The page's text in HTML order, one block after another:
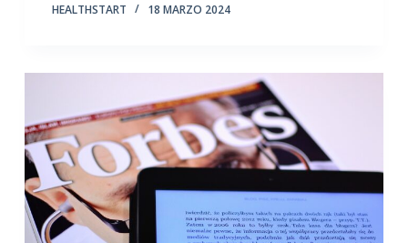
HEALTHSTART 18 MARZO 2024